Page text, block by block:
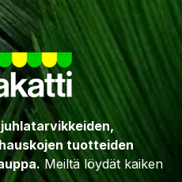
tuotteiden
Meiltä löydät kaiken